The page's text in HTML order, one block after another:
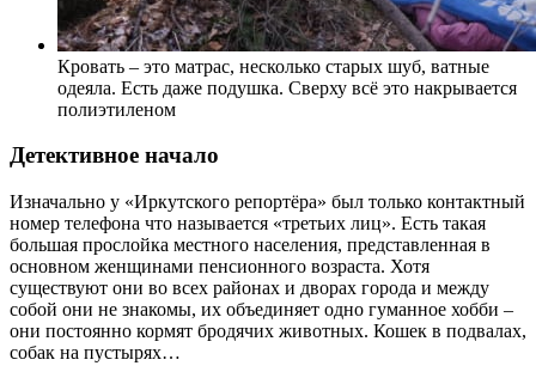
Кровать – это матрас, несколько старых шуб, ватные
одеяла. Есть даже подушка. Сверху всё это накрывается
полиэтиленом
Детективное начало
Изначально у «Иркутского репортёра» был только контактный
номер телефона что называется «треть­их лиц». Есть такая
большая прослойка местного населения, представленная в
основном женщинами пенсионного возраста. Хотя
существуют они во всех районах и дворах города и между
собой они не знакомы, их объединяет одно гуманное хобби –
они постоянно кормят бродячих животных. Кошек в подвалах,
собак на пустырях…